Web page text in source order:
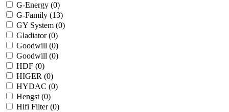
G-Energy (0)
G-Family (13)
GY System (0)
Gladiator (0)
Goodwill (0)
Goodwill (0)
HDF (0)
HIGER (0)
HYDAC (0)
Hengst (0)
Hifi Filter (0)